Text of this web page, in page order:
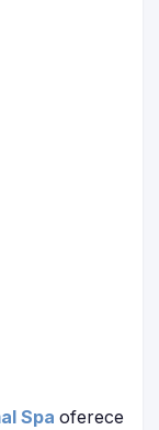
Spa oferece